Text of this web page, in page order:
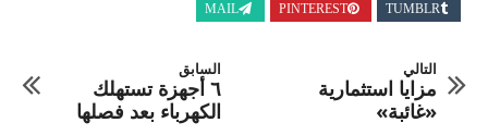
TUMBLR
PINTEREST
MAIL
السابق
٦ أجهزة تستهلك
الكهرباء بعد فصلها
التالي
مزايا استثمارية
«غائبة»